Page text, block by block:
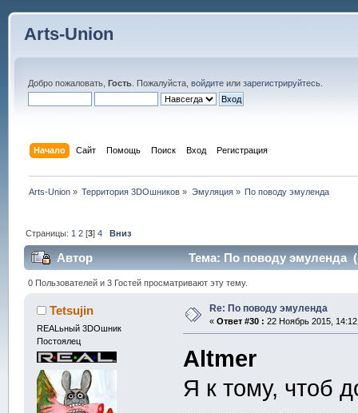
Arts-Union
Добро пожаловать, Гость. Пожалуйста, войдитеили зарегистрируйтесь.
Начало Сайт Помощь Поиск Вход Регистрация
Arts-Union » Территория 3DOшников » Эмуляция» По поводу эмуленда
Страницы: 1 2 [3]4 Вниз
Автор Тема: По поводу эмуленда
0 Пользователей и 3 Гостей просматривают эту тему.
Tetsujin
REALьный 3DOшник
Постоялец
Re: По поводу эмуленда
« Ответ #30 : 22 Ноябрь 2015,
Altmer
Я к тому, чтоб